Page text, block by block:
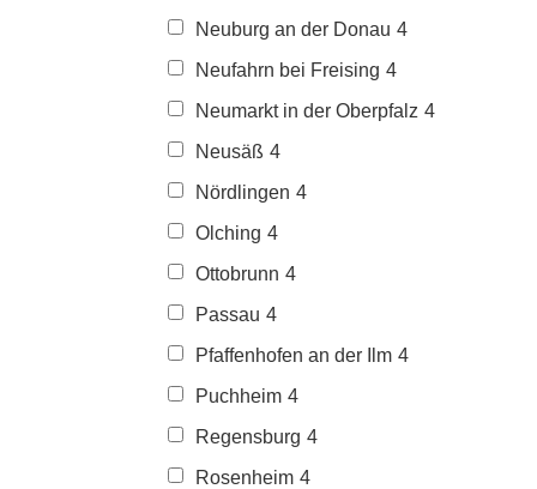
Neuburg an der Donau 4
Neufahrn bei Freising 4
Neumarkt in der Oberpfalz 4
Neusäß 4
Nördlingen 4
Olching 4
Ottobrunn 4
Passau 4
Pfaffenhofen an der Ilm 4
Puchheim 4
Regensburg 4
Rosenheim 4